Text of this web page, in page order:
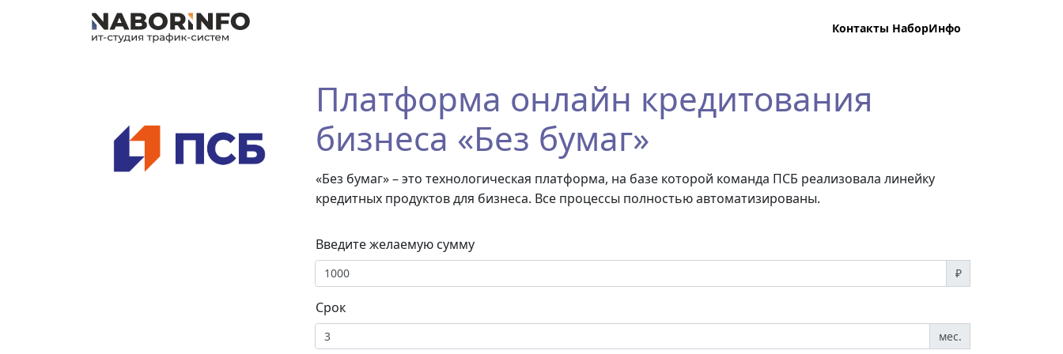
Контакты НаборИнфо
Платформа онлайн кредитования
бизнеса «Без бумаг»
«Без бумаг» – это технологическая платформа, на базе которой команда ПСБ реализовала линейку
кредитных продуктов для бизнеса. Все процессы полностью автоматизированы.
Введите желаемую сумму
₽
Срок
мес.